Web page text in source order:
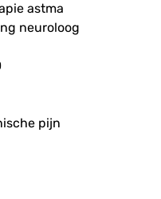
astma
neuroloog
pijn